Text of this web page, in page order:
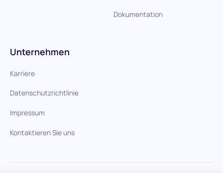
Dokumentation
Unternehmen
Karriere
Datenschutzrichtlinie
Impressum
Kontaktieren Sie uns